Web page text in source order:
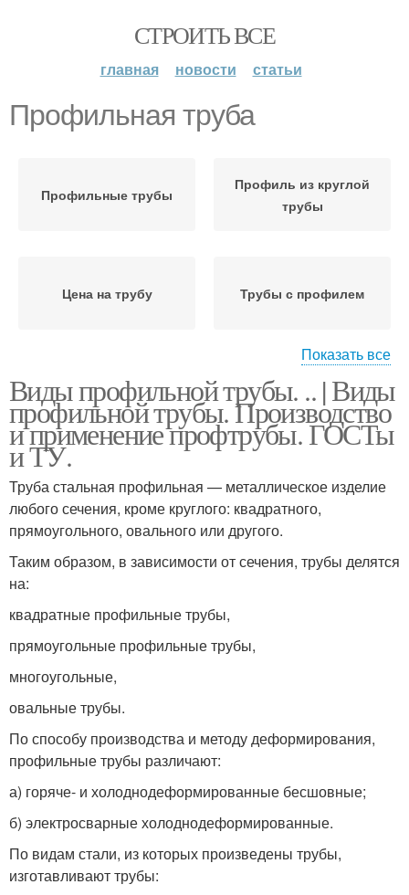
СТРОИТЬ ВСЕ
главная новости статьи
Профильная труба
Профильные трубы
Профиль из круглой
трубы
Цена на трубу Трубы с профилем
Металлическая труба
Профильные
сортаменты
Показать все
Виды профильной трубы. .. | Виды
профильной трубы. Производство
и применение профтрубы. ГОСТы
и ТУ.
Труба стальная профильная — металлическое изделие
любого сечения, кроме круглого: квадратного,
прямоугольного, овального или другого.
Таким образом, в зависимости от сечения, трубы делятся
на:
квадратные профильные трубы,
прямоугольные профильные трубы,
многоугольные,
овальные трубы.
По способу производства и методу деформирования,
профильные трубы различают:
а) горяче- и холоднодеформированные бесшовные;
б) электросварные холоднодеформированные.
По видам стали, из которых произведены трубы,
изготавливают трубы: